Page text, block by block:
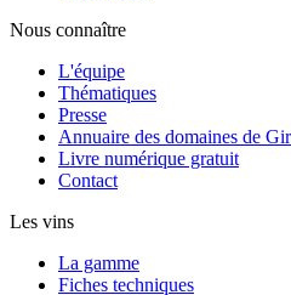
Nous connaître
L'équipe
Thématiques
Presse
Annuaire des domaines de
Livre numérique gratuit
Contact
Les vins
La gamme
Fiches techniques